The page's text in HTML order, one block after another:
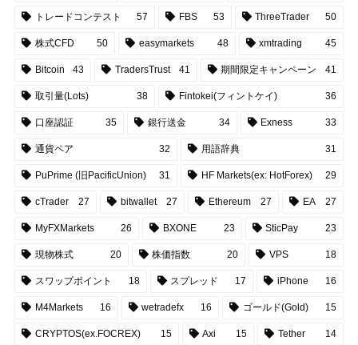
トレードコンテスト 57 FBS 53 ThreeTrader 50
株式CFD 50 easymarkets 48 xmtrading 45
Bitcoin 43 TradersTrust 41 期間限定キャンペーン 41
取引量(Lots) 38 Fintokei(フィントケイ) 36
口座認証 35 銀行送金 34 Exness 33
通貨ペア 32 用語辞典 31
PuPrime (旧PacificUnion) 31 HF Markets(ex: HotForex) 29
cTrader 27 bitwallet 27 Ethereum 27 EA 27
MyFXMarkets 26 BXONE 23 SticPay 23
現物株式 20 株価指数 20 VPS 18
スワップポイント 18 スプレッド 17 iPhone 16
M4Markets 16 wetradefx 16 ゴールド(Gold) 15
CRYPTOS(ex.FOCREX) 15 Axi 15 Tether 14